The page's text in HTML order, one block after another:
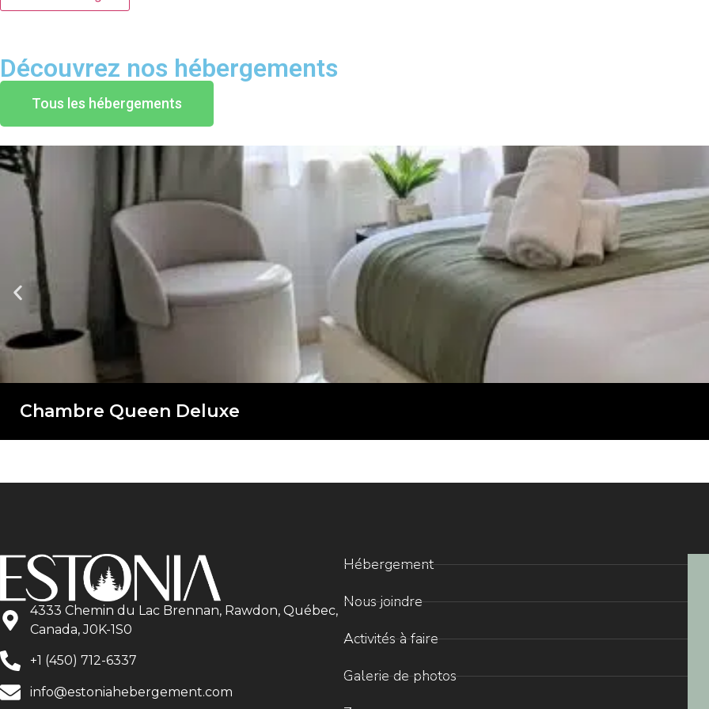
Découvrez nos hébergements
Tous les hébergements
Chambre Queen Deluxe
4333 Chemin du Lac Brennan, Rawdon, Québec,
Canada, J0K-1S0
+1 (450) 712-6337
info@estoniahebergement.com
Hébergement
Nous joindre
Activités à faire
Galerie de photos